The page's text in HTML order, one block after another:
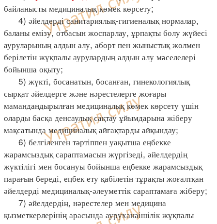
байланысты медициналық көмек көрсету;
4) әйелдерді санитариялық-гигиеналық нормалар,
баланы емізу, отбасын жоспарлау, ұрпақты болу жүйесі
ауруларының алдын алу, аборт пен жыныстық жолмен
берілетін жұқпалы аурулардың алдын алу мәселелері
бойынша оқыту;
5) жүкті, босанатын, босанған, гинекологиялық
сырқат әйелдерге және нәрестелерге жоғары
мамандандырылған медициналық көмек көрсету үшін
оларды басқа денсаулық сақтау ұйымдарына жіберу
мақсатында медициналық айғақтарды айқындау;
6) белгіленген тәртіппен уақытша еңбекке
жарамсыздық сараптамасын жүргізеді, әйелдердің
жүктілігі мен босануы бойынша еңбекке жарамсыздық
парағын береді, еңбек ету қабілетін тұрақты жоғалтқан
әйелдерді медициналық-әлеуметтік сараптамаға жіберу;
7) әйелдердің, нәрестелер мен медицина
қызметкерлерінің арасында ауруханаішілік жұқпалы